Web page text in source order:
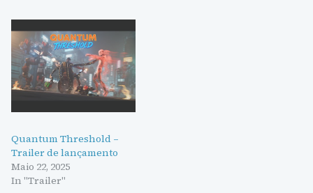
Quantum Threshold –
Trailer de lançamento
Maio 22, 2025
In "Trailer"